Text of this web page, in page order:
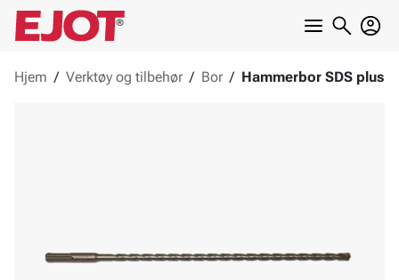
Hjem / Verktøy og tilbehør / Bor / Hammerbor SDS plus